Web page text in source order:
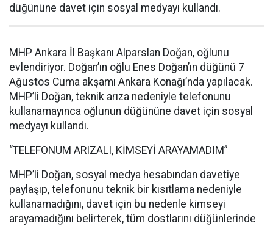
düğününe davet için sosyal medyayı kullandı.
MHP Ankara İl Başkanı Alparslan Doğan, oğlunu
evlendiriyor. Doğan’ın oğlu Enes Doğan’ın düğünü 7
Ağustos Cuma akşamı Ankara Konağı’nda yapılacak.
MHP’li Doğan, teknik arıza nedeniyle telefonunu
kullanamayınca oğlunun düğününe davet için sosyal
medyayı kullandı.
“TELEFONUM ARIZALI, KİMSEYİ ARAYAMADIM”
MHP’li Doğan, sosyal medya hesabından davetiye
paylaşıp, telefonunu teknik bir kısıtlama nedeniyle
kullanamadığını, davet için bu nedenle kimseyi
arayamadığını belirterek, tüm dostlarını düğünlerinde